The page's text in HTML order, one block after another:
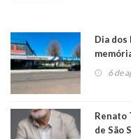
Dia dos
6 de
Renato
de São